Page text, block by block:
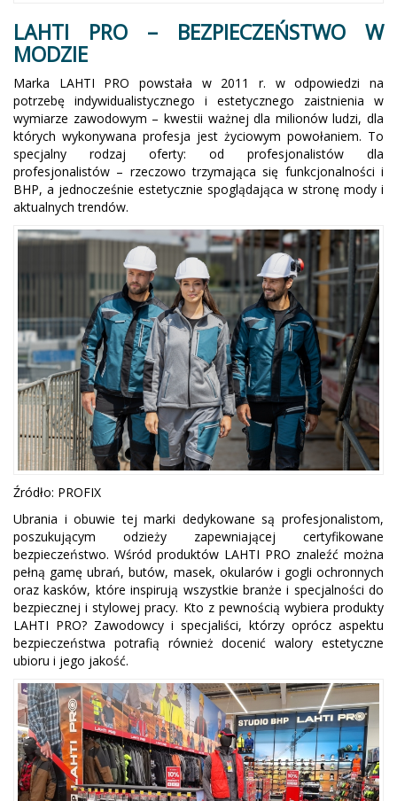
LAHTI PRO – BEZPIECZEŃSTWO W
MODZIE
Marka LAHTI PRO powstała w 2011 r. w odpowiedzi na
potrzebę indywidualistycznego i estetycznego zaistnienia w
wymiarze zawodowym – kwestii ważnej dla milionów ludzi, dla
których wykonywana profesja jest życiowym powołaniem. To
specjalny rodzaj oferty: od profesjonalistów dla
profesjonalistów – rzeczowo trzymająca się funkcjonalności i
BHP, a jednocześnie estetycznie spoglądająca w stronę mody i
aktualnych trendów.
Źródło: PROFIX
Ubrania i obuwie tej marki dedykowane są profesjonalistom,
poszukującym odzieży zapewniającej certyfikowane
bezpieczeństwo. Wśród produktów LAHTI PRO znaleźć można
pełną gamę ubrań, butów, masek, okularów i gogli ochronnych
oraz kasków, które inspirują wszystkie branże i specjalności do
bezpiecznej i stylowej pracy. Kto z pewnością wybiera produkty
LAHTI PRO? Zawodowcy i specjaliści, którzy oprócz aspektu
bezpieczeństwa potrafią również docenić walory estetyczne
ubioru i jego jakość.